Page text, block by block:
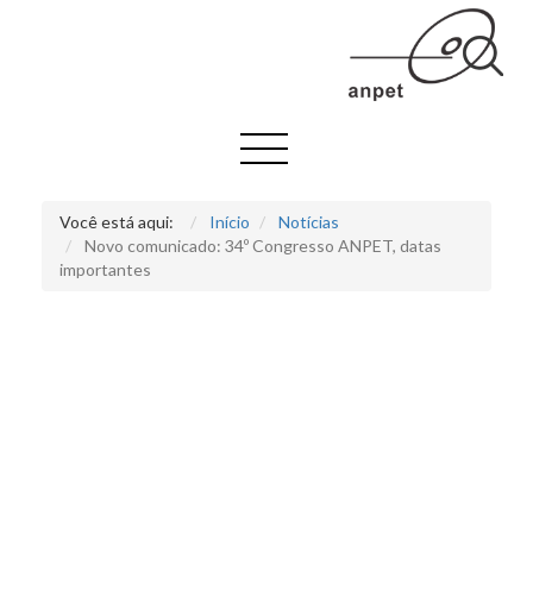
Você está aqui: Início
Notícias
Novo comunicado: 34º Congresso ANPET, datas
importantes